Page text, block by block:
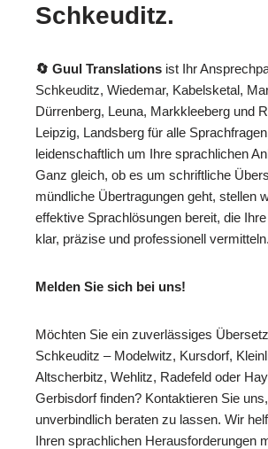
Schkeuditz.
🔄 Guul Translations ist Ihr
Schkeuditz, Wiedemar, Kabelsketal,
Dürrenberg, Leuna, Markkleeberg und
Leipzig, Landsberg für alle
leidenschaftlich um Ihre sprachlichen
Ganz gleich, ob es um schriftliche
mündliche Übertragungen geht, stellen
effektive Sprachlösungen bereit, die
klar, präzise und professionell vermitteln.
Melden Sie sich bei uns!
Möchten Sie ein zuverlässiges
Schkeuditz – Modelwitz, Kursdorf,
Altscherbitz, Wehlitz, Radefeld oder
Gerbisdorf finden? Kontaktieren Sie
unverbindlich beraten zu lassen. Wir
Ihren sprachlichen Herausforderungen